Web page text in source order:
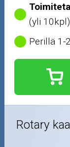
(yli 10kpl)
Perillä 1-
Rotary